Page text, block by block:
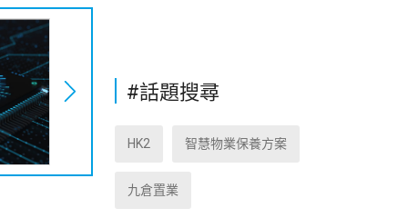
#話題搜尋
HK2 智慧物業保養方案
九倉置業